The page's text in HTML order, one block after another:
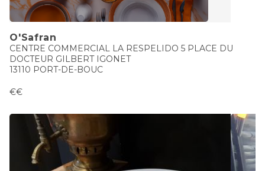
O'Safran
CENTRE COMMERCIAL LA RESPELIDO 5 PLACE DU
DOCTEUR GILBERT IGONET
13110 PORT-DE-BOUC
€€